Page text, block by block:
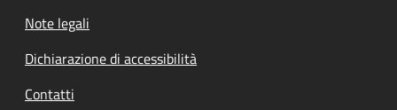
Note legali
Dichiarazione di accessibilità
Contatti